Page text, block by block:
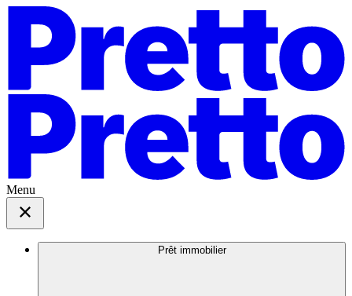
Menu
Prêt immobilier